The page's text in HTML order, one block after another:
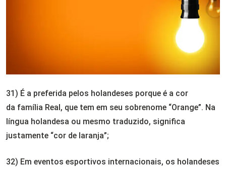
31) É a preferida pelos holandeses porque é a cor
da família Real, que tem em seu sobrenome “Orange”. Na
língua holandesa ou mesmo traduzido, significa
justamente “cor de laranja”;
32) Em eventos esportivos internacionais, os holandeses